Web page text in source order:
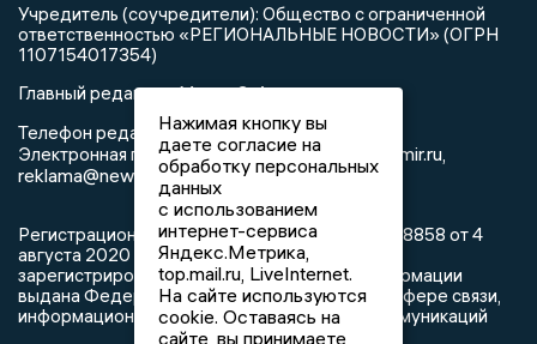
Учредитель (соучредители): Общество с ограниченной
ответственностью «РЕГИОНАЛЬНЫЕ НОВОСТИ» (ОГРН
1107154017354)
Главный редактор: Мазов С. А.
Телефон редакции:8 (4922) 666916
Электронная почта редакции:info@newsvladimir.ru
reklama@newsvladimir.ru
Регистрационный номер: серия Эл № ФС77-78858 от 4
августа 2020 г. согласно выписке из реестра
зарегистрированных средств массовой информации
выдана Федеральной службой по надзору в сфере связи,
информационных технологий и массовых коммуникаций
Нажимая кнопку вы
даете согласие на
обработку персональных
данных
с использованием
интернет-сервиса
Яндекс.Метрика,
top.mail.ru, LiveInternet.
На сайте используются
cookie. Оставаясь на
сайте, вы принимаете